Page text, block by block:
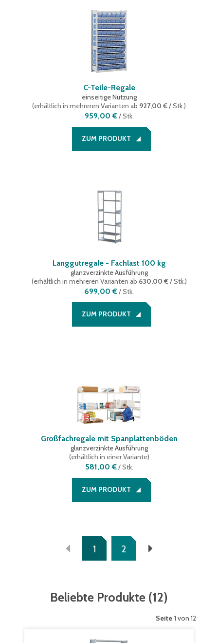
C-Teile-Regale
einseitige Nutzung
(erhältlich in mehreren Varianten ab 927,00 €/ Stk.)
959,00 €/Stk.
ZUM PRODUKT
Langgutregale - Fachlast 100 kg
glanzverzinkte Ausführung
(erhältlich in mehreren Varianten ab 630,00 €/ Stk.)
699,00 €/Stk.
ZUM PRODUKT
Großfachregale mit Spanplattenböden
glanzverzinkte Ausführung
(erhältlich in einer Variante)
581,00 €/Stk.
ZUM PRODUKT
1 2
Beliebte Produkte (12)
Seite 1 von 12